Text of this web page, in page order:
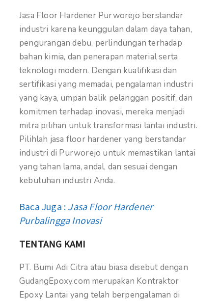
Jasa Floor Hardener Purworejo berstandar
industri karena keunggulan dalam daya tahan,
pengurangan debu, perlindungan terhadap
bahan kimia, dan penerapan material serta
teknologi modern. Dengan kualifikasi dan
sertifikasi yang memadai, pengalaman industri
yang kaya, umpan balik pelanggan positif, dan
komitmen terhadap inovasi, mereka menjadi
mitra pilihan untuk transformasi lantai industri.
Pilihlah jasa floor hardener yang berstandar
industri di Purworejo untuk memastikan lantai
yang tahan lama, andal, dan sesuai dengan
kebutuhan industri Anda.
Baca Juga : Jasa Floor Hardener
Purbalingga Inovasi
TENTANG KAMI
PT. Bumi Adi Citra atau biasa disebut dengan
GudangEpoxy.com merupakan Kontraktor
Epoxy Lantai yang telah berpengalaman di